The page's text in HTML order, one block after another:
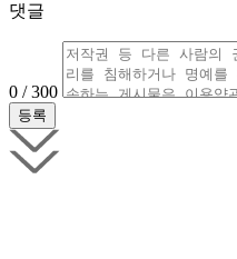
댓글
0 / 300